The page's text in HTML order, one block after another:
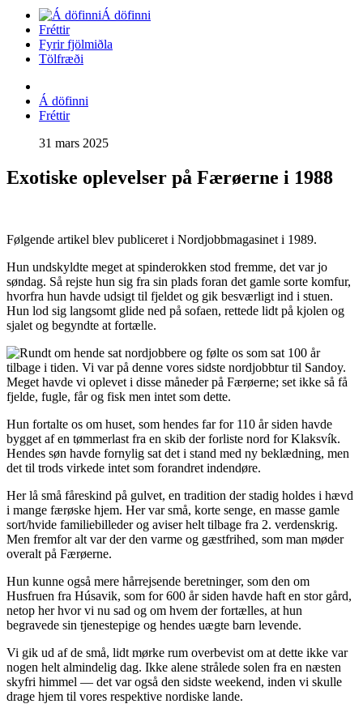
Á döfinni
Fréttir
Fyrir fjölmiðla
Tölfræði
Á döfinni
Fréttir
31 mars 2025
Exotiske oplevelser på Færøerne i 1988
Følgende artikel blev publiceret i Nordjobbmagasinet i 1989.
Hun undskyldte meget at spinderokken stod fremme, det var jo
søndag. Så rejste hun sig fra sin plads foran det gamle sorte komfur,
hvorfra hun havde udsigt til fjeldet og gik besværligt ind i stuen.
Hun lod sig langsomt glide ned på sofaen, rettede lidt på kjolen og
sjalet og begyndte at fortælle.
Rundt om hende sat nordjobbere og følte os som sat 100 år
tilbage i tiden. Vi var på denne vores sidste nordjobbtur til Sandoy.
Meget havde vi oplevet i disse måneder på Færøerne; set ikke så få
fjelde, fugle, får og fisk men intet som dette.
Hun fortalte os om huset, som hendes far for 110 år siden havde
bygget af en tømmerlast fra en skib der forliste nord for Klaksvík.
Hendes søn havde fornylig sat det i stand med ny beklædning, men
det til trods virkede intet som forandret indendøre.
Her lå små fåreskind på gulvet, en tradition der stadig holdes i hævd
i mange færøske hjem. Her var små, korte senge, en masse gamle
sort/hvide familiebilleder og aviser helt tilbage fra 2. verdenskrig.
Men fremfor alt var der den varme og gæstfrihed, som man møder
overalt på Færøerne.
Hun kunne også mere hårrejsende beretninger, som den om
Husfruen fra Húsavik, som for 600 år siden havde haft en stor gård,
netop her hvor vi nu sad og om hvem der fortælles, at hun
begravede sin tjenestepige og hendes uægte barn levende.
Vi gik ud af de små, lidt mørke rum overbevist om at dette ikke var
nogen helt almindelig dag. Ikke alene strålede solen fra en næsten
skyfri himmel — det var også den sidste weekend, inden vi skulle
drage hjem til vores respektive nordiske lande.